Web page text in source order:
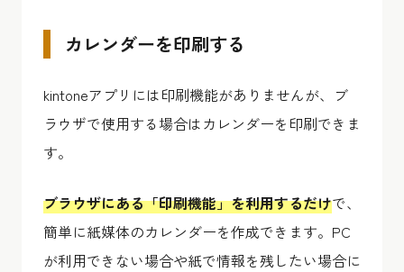
カレンダーを印刷する
kintoneアプリには印刷機能がありませんが、ブ
ラウザで使用する場合はカレンダーを印刷できま
す。
ブラウザにある「印刷機能」を利用するだけで、
簡単に紙媒体のカレンダーを作成できます。PC
が利用できない場合や紙で情報を残したい場合に